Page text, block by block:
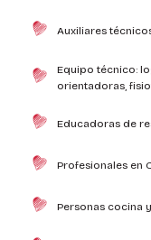
Auxiliares
Equipo técnico:
orientadoras,
Educadoras de
Profesionales en
Personas cocina